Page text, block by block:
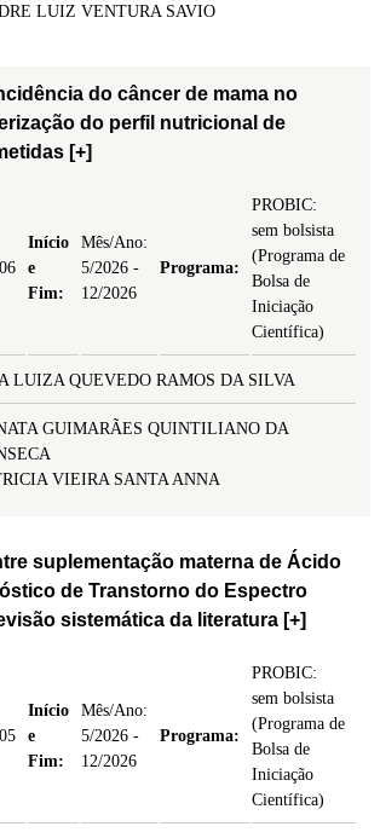
LUIZ VENTURA SAVIO
do câncer de mama no
do perfil nutricional de
[+]
Início
e
Fim:
Mês/Ano:
5/2026 -
12/2026
Programa:
PROBIC:
sem bolsista
(Programa de
Bolsa de
Iniciação
Científica)
LUIZA QUEVEDO RAMOS DA SILVA
GUIMARÃES QUINTILIANO DA
VIEIRA SANTA ANNA
suplementação materna de Ácido
de Transtorno do Espectro
sistemática da literatura [+]
Início
e
Fim:
Mês/Ano:
5/2026 -
12/2026
Programa:
PROBIC:
sem bolsista
(Programa de
Bolsa de
Iniciação
Científica)